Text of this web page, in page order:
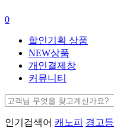
0
할인기획 상품
NEW상품
개인결제창
커뮤니티
인기검색어 캐노피 경고등